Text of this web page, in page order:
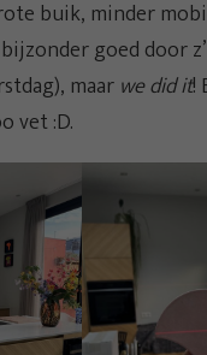
buik, minder
goed door
maarwe did it!
vet :D.